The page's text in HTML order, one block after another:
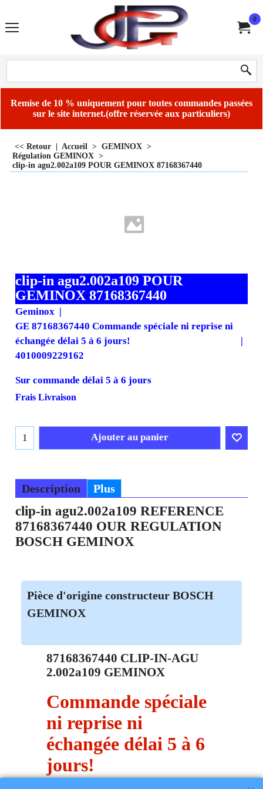
0
Remise de 10 % uniquement pour toutes commandes passées
sur le site internet.(offre réservée aux particuliers)
<< Retour Accueil > GEMINOX >
Régulation GEMINOX >
clip-in agu2.002a109 POUR GEMINOX 87168367440
clip-in agu2.002a109 POUR
GEMINOX 87168367440
Geminox
GE 87168367440 Commande spéciale ni reprise ni
échangée délai 5 à 6 jours!
4010009229162
Sur commande délai 5 à 6 jours
Frais Livraison
Ajouter au panier
Description Plus
clip-in agu2.002a109 REFERENCE
87168367440 OUR REGULATION
BOSCH GEMINOX
Pièce d'origine constructeur BOSCH
GEMINOX
87168367440 CLIP-IN-AGU
2.002a109 GEMINOX
Commande spéciale
ni reprise ni
échangée délai 5 à 6
jours!